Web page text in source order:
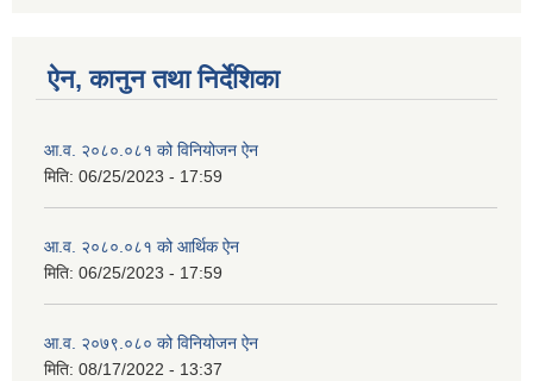
ऐन, कानुन तथा निर्देशिका
आ.व. २०८०.०८१ को विनियोजन ऐन
मिति: 06/25/2023 - 17:59
आ.व. २०८०.०८१ को आर्थिक ऐन
मिति: 06/25/2023 - 17:59
आ.व. २०७९.०८० को विनियोजन ऐन
मिति: 08/17/2022 - 13:37